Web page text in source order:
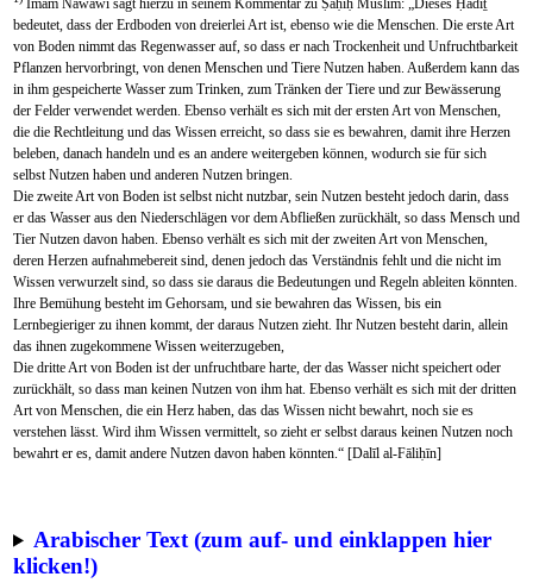
Imām Nawawī sagt hierzu in seinem Kommentar zu Ṣaḥīḥ Muslim: „Dieses Ḥadīṯ
bedeutet, dass der Erdboden von dreierlei Art ist, ebenso wie die Menschen. Die erste Art
von Boden nimmt das Regenwasser auf, so dass er nach Trockenheit und Unfruchtbarkeit
Pflanzen hervorbringt, von denen Menschen und Tiere Nutzen haben. Außerdem kann das
in ihm gespeicherte Wasser zum Trinken, zum Tränken der Tiere und zur Bewässerung
der Felder verwendet werden. Ebenso verhält es sich mit der ersten Art von Menschen,
die die Rechtleitung und das Wissen erreicht, so dass sie es bewahren, damit ihre Herzen
beleben, danach handeln und es an andere weitergeben können, wodurch sie für sich
selbst Nutzen haben und anderen Nutzen bringen.
Die zweite Art von Boden ist selbst nicht nutzbar, sein Nutzen besteht jedoch darin, dass
er das Wasser aus den Niederschlägen vor dem Abfließen zurückhält, so dass Mensch und
Tier Nutzen davon haben. Ebenso verhält es sich mit der zweiten Art von Menschen,
deren Herzen aufnahmebereit sind, denen jedoch das Verständnis fehlt und die nicht im
Wissen verwurzelt sind, so dass sie daraus die Bedeutungen und Regeln ableiten könnten.
Ihre Bemühung besteht im Gehorsam, und sie bewahren das Wissen, bis ein
Lernbegieriger zu ihnen kommt, der daraus Nutzen zieht. Ihr Nutzen besteht darin, allein
das ihnen zugekommene Wissen weiterzugeben,
Die dritte Art von Boden ist der unfruchtbare harte, der das Wasser nicht speichert oder
zurückhält, so dass man keinen Nutzen von ihm hat. Ebenso verhält es sich mit der dritten
Art von Menschen, die ein Herz haben, das das Wissen nicht bewahrt, noch sie es
verstehen lässt. Wird ihm Wissen vermittelt, so zieht er selbst daraus keinen Nutzen noch
bewahrt er es, damit andere Nutzen davon haben könnten.“ [Dalīl al-Fāliḥīn]
Arabischer Text (zum auf- und einklappen hier
klicken!)